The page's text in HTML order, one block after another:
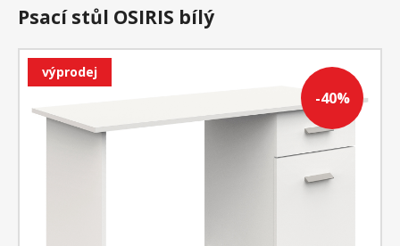
-40%
výprodej
Psací stůl OSIRIS bílý